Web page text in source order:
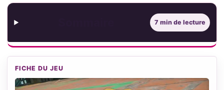
7 min de lecture
FICHE DU JEU